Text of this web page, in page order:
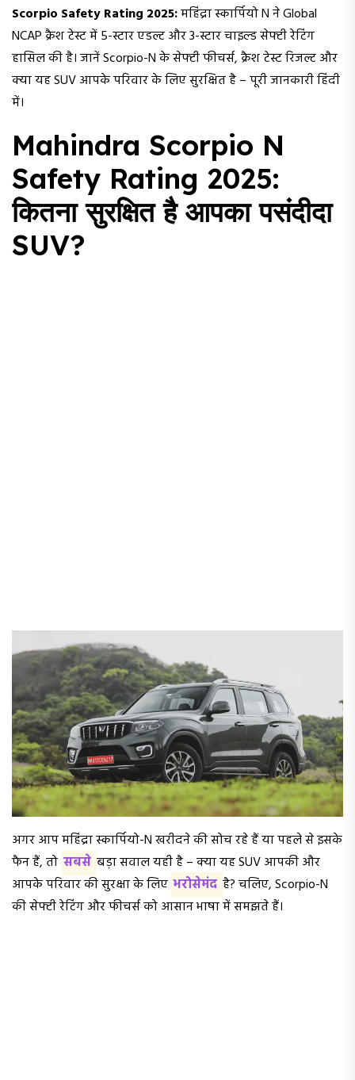
Scorpio Safety Rating 2025:महिंद्रा स्कार्पियो N ने Global
NCAP क्रैश टेस्ट में 5-स्टार एडल्ट और 3-स्टार चाइल्ड सेफ्टी रेटिंग
हासिल की है। जानें Scorpio-N के सेफ्टी फीचर्स, क्रैश टेस्ट रिजल्ट और
क्या यह SUV आपके परिवार के लिए सुरक्षित है – पूरी जानकारी हिंदी
में।
Mahindra Scorpio N
Safety Rating 2025:
कितना सुरक्षित है आपका पसंदीदा
SUV?
अगर आप महिंद्रा स्कार्पियो-N खरीदने की सोच रहे हैं या पहले से इसके
फैन हैं, तो सबसे बड़ा सवाल यही है – क्या यह SUV आपकी और
आपके परिवार की सुरक्षा के लिए भरोसेमंद है? चलिए, Scorpio-N
की सेफ्टी रेटिंग और फीचर्स को आसान भाषा में समझते हैं।